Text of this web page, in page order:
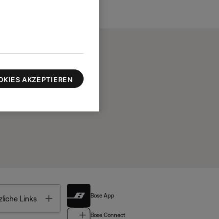
Links Toggle Bose App
Bose Connect
AKZEPTIEREN